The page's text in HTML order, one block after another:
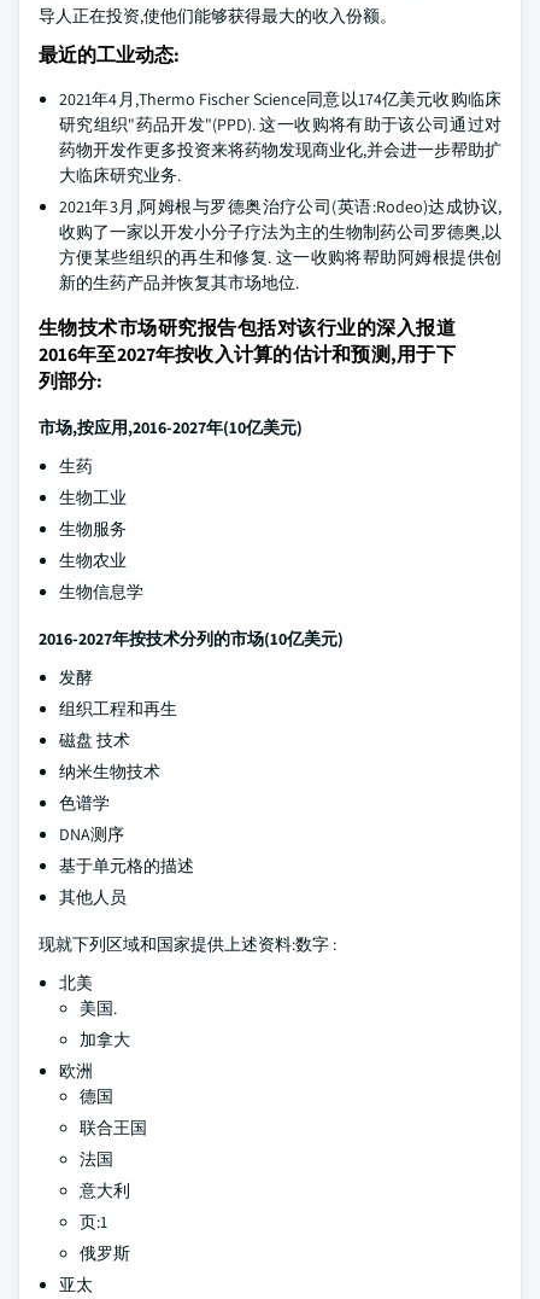
导人正在投资,使他们能够获得最大的收入份额。
最近的工业动态:
2021年4月,Thermo Fischer Science同意以174亿美元收购临床
研究组织"药品开发"(PPD). 这一收购将有助于该公司通过对
药物开发作更多投资来将药物发现商业化,并会进一步帮助扩
大临床研究业务.
2021年3月,阿姆根与罗德奥治疗公司(英语:Rodeo)达成协议,
收购了一家以开发小分子疗法为主的生物制药公司罗德奥,以
方便某些组织的再生和修复. 这一收购将帮助阿姆根提供创
新的生药产品并恢复其市场地位.
生物技术市场研究报告包括对该行业的深入报道
2016年至2027年按收入计算的估计和预测,用于下
列部分:
市场,按应用,2016-2027年(10亿美元)
生药
生物工业
生物服务
生物农业
生物信息学
2016-2027年按技术分列的市场(10亿美元)
发酵
组织工程和再生
磁盘 技术
纳米生物技术
色谱学
DNA测序
基于单元格的描述
其他人员
现就下列区域和国家提供上述资料:数字 :
北美
美国.
加拿大
欧洲
德国
联合王国
法国
意大利
页:1
俄罗斯
亚太